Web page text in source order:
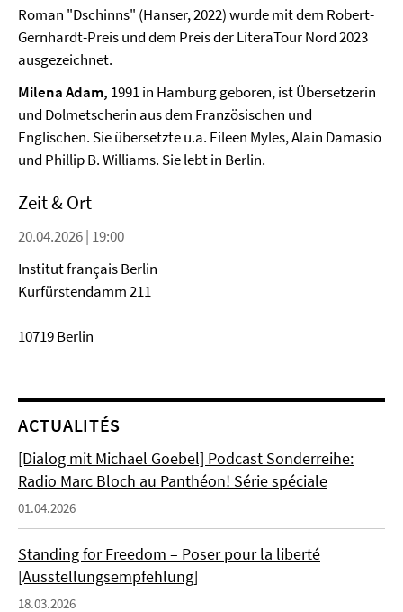
Roman "Dschinns" (Hanser, 2022) wurde mit dem Robert-
Gernhardt-Preis und dem Preis der LiteraTour Nord 2023
ausgezeichnet.
Milena Adam, 1991 in Hamburg geboren, ist Übersetzerin
und Dolmetscherin aus dem Französischen und
Englischen. Sie übersetzte u.a. Eileen Myles, Alain Damasio
und Phillip B. Williams. Sie lebt in Berlin.
Zeit & Ort
20.04.2026 | 19:00
Institut français Berlin
Kurfürstendamm 211
10719 Berlin
ACTUALITÉS
[Dialog mit Michael Goebel] Podcast Sonderreihe:
Radio Marc Bloch au Panthéon! Série spéciale
01.04.2026
Standing for Freedom – Poser pour la liberté
[Ausstellungsempfehlung]
18.03.2026